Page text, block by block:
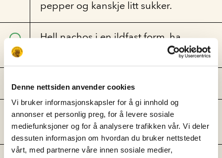
Denne nettsiden anvender cookies
Vi bruker informasjonskapsler for å gi innhold og
annonser et personlig preg, for å levere sosiale
mediefunksjoner og for å analysere trafikken vår. Vi deler
dessuten informasjon om hvordan du bruker nettstedet
vårt, med partnerne våre innen sosiale medier,
pepper og kanskje litt sukker.
Hell nachos i en ildfast form, ha
Stek på 200C grader i 10 min.
Ha på ChimiChurri, syltet rødløk
og server med guacemolen.